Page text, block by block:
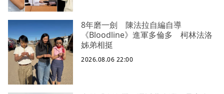
8年磨一劍 陳法拉自編自導
《Bloodline》進軍多倫多 柯林法洛
姊弟相挺
2026.08.06 22:00